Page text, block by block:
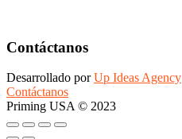
Contáctanos
Desarrollado porUp Ideas Agency
Contáctanos
Priming USA © 2023